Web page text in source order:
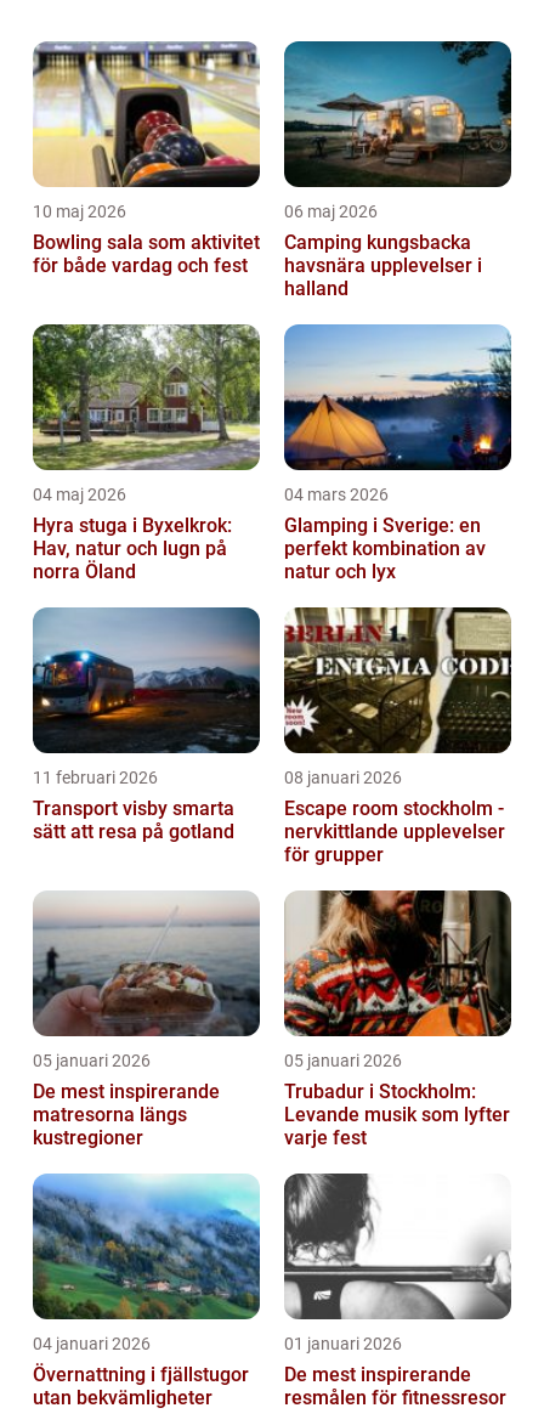
den ikoniska nöjesparken Liseberg i
Göteborg...
10 maj 2026
Bowling sala som aktivitet
för både vardag och fest
06 maj 2026
Camping kungsbacka
havsnära upplevelser i
halland
04 maj 2026
Hyra stuga i Byxelkrok:
Hav, natur och lugn på
norra Öland
04 mars 2026
Glamping i Sverige: en
perfekt kombination av
natur och lyx
11 februari 2026
Transport visby smarta
sätt att resa på gotland
08 januari 2026
Escape room stockholm -
nervkittlande upplevelser
för grupper
05 januari 2026
De mest inspirerande
matresorna längs
kustregioner
05 januari 2026
Trubadur i Stockholm:
Levande musik som lyfter
varje fest
04 januari 2026
Övernattning i fjällstugor
utan bekvämligheter
01 januari 2026
De mest inspirerande
resmålen för fitnessresor